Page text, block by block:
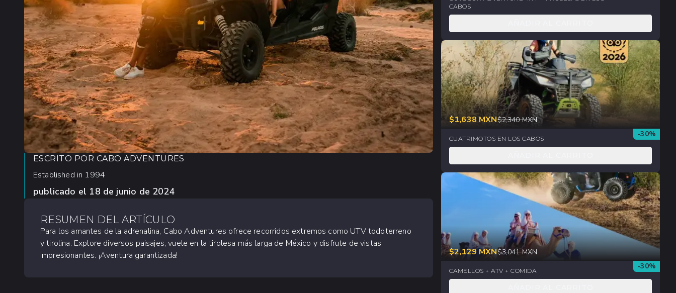
ESCRITO POR CABO ADVENTURES
Established in 1994
publicado el 18 de junio de 2024
RESUMEN DEL ARTÍCULO
Para los amantes de la adrenalina, Cabo Adventures ofrece recorridos extremos como UTV todoterreno
y tirolina. Explore diversos paisajes, vuele en la tirolesa más larga de México y disfrute de vistas
impresionantes. ¡Aventura garantizada!
CABOS
$1,638 MXN$2,340 MXN
-30%
CUATRIMOTOS EN LOS CABOS
$2,129MXN$3,041 MXN
-30%
CAMELLOS + ATV + COMIDA